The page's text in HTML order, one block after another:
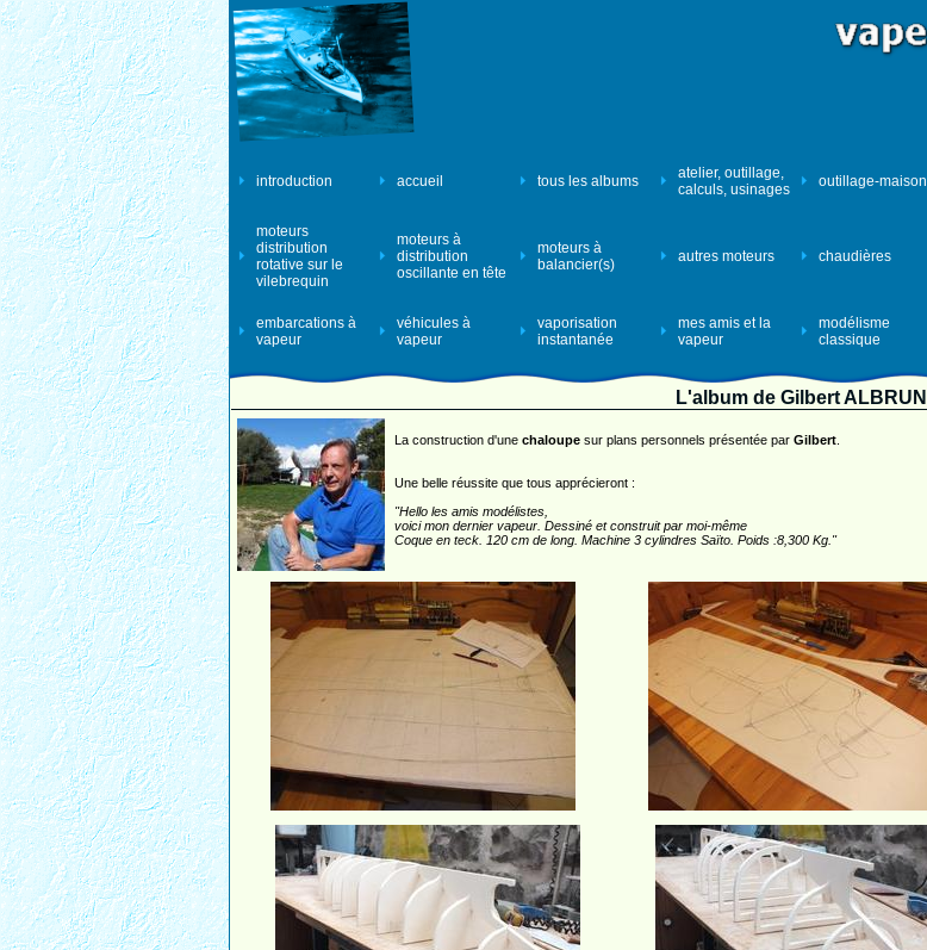
introduction accueil tous les albums
atelier, outillage,
calculs, usinages
outillage-maison
moteurs
distribution
rotative sur le
vilebrequin
moteurs à
distribution
oscillante en tête
moteurs à
balancier(s)
autres moteurs chaudières
embarcations à
vapeur
véhicules à
vapeur
vaporisation
instantanée
mes amis et la
vapeur
modélisme
classique
L'album de Gilbert ALBRUN
La construction d'une chaloupe sur plans personnels présentée par Gilbert
Une belle réussite que tous apprécieront :
"Hello les amis modélistes,
voici mon dernier vapeur. Dessiné et construit par moi-même
Coque en teck. 120 cm de long. Machine 3 cylindres Saïto. Poids :8,300 Kg."